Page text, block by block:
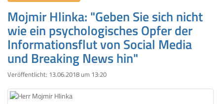
Mojmir Hlinka: "Geben Sie sich nicht
wie ein psychologisches Opfer der
Informationsflut von Social Media
und Breaking News hin"
Veröffentlicht: 13.06.2018 um 13:20